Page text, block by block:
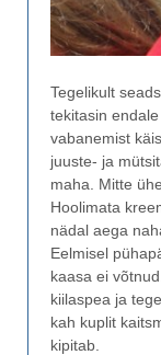
Tegelikult
tekitasin
vabanemist
juuste- ja
maha. Mitte
Hoolimata
nädal aega
Eelmisel
kaasa ei
kiilaspea ja
kah kuplit
kipitab.